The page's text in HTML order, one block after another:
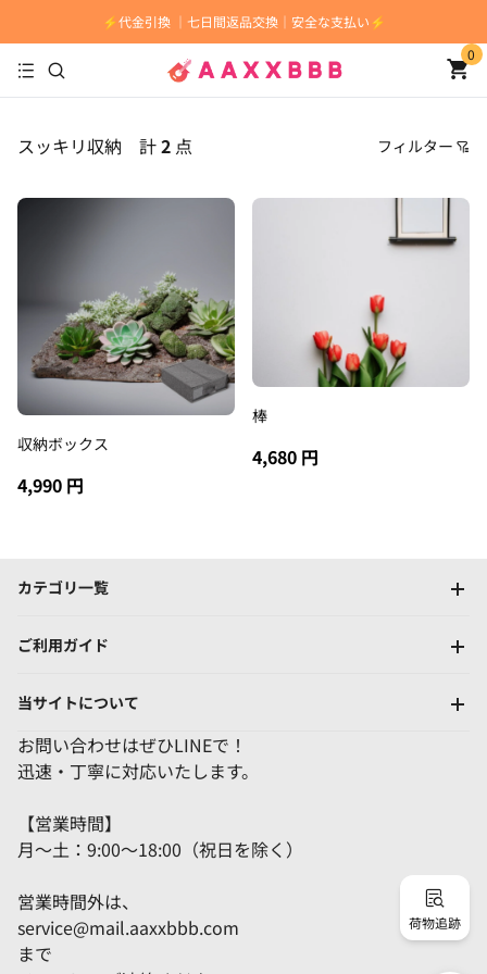
⚡️代金引換 ｜七日間返品交換｜安全な支払い⚡️
0
スッキリ収納 計2 点 フィルター
価格
高い順
新着順
古い順
収納ボックス
4,990 円
棒
4,680 円
カテゴリ一覧
ご利用ガイド
当サイトについて
お問い合わせはぜひLINEで！
迅速・丁寧に対応いたします。
【営業時間】
月～土：9:00～18:00（祝日を除く）
営業時間外は、
service@mail.aaxxbbb.com
まで
荷物追跡